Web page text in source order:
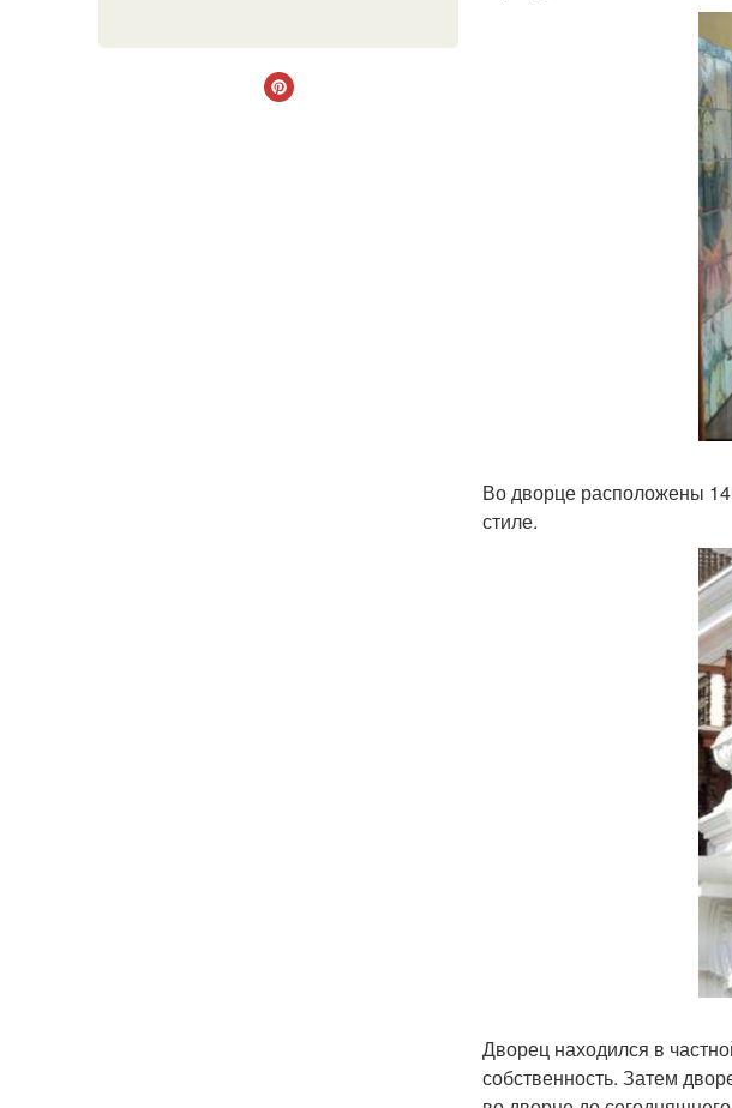
Во дворце расположены
стиле.
Дворец находился в
собственность. Затем